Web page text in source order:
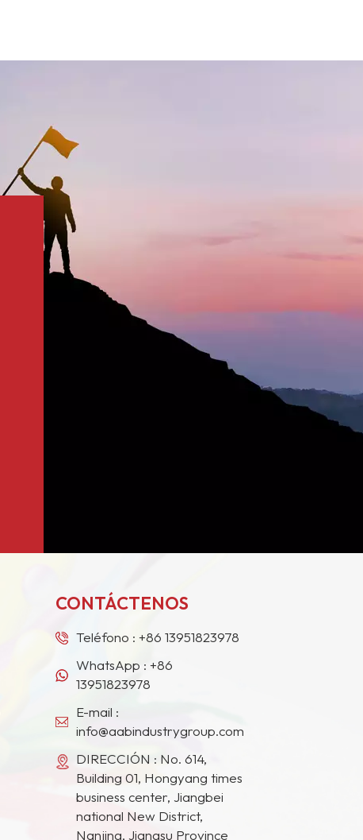
CONTÁCTENOS
Teléfono :+86 13951823978
WhatsApp :+86
13951823978
E-mail :
info@aabindustrygroup.com
DIRECCIÓN : No. 614,
Building 01, Hongyang times
business center, Jiangbei
national New District,
Nanjing, Jiangsu Province